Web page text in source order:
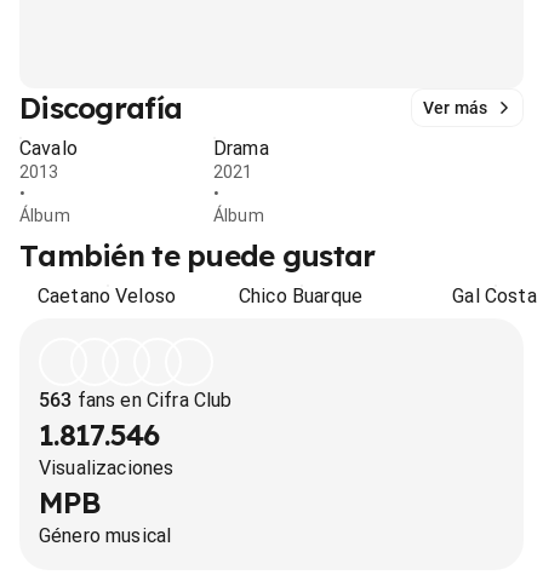
Discografía Ver más
Cavalo
2013
•
Álbum
Drama
2021
•
Álbum
También te puede gustar
Caetano Veloso Chico Buarque Gal Costa
563 fans en Cifra Club
1.817.546
Visualizaciones
MPB
Género musical